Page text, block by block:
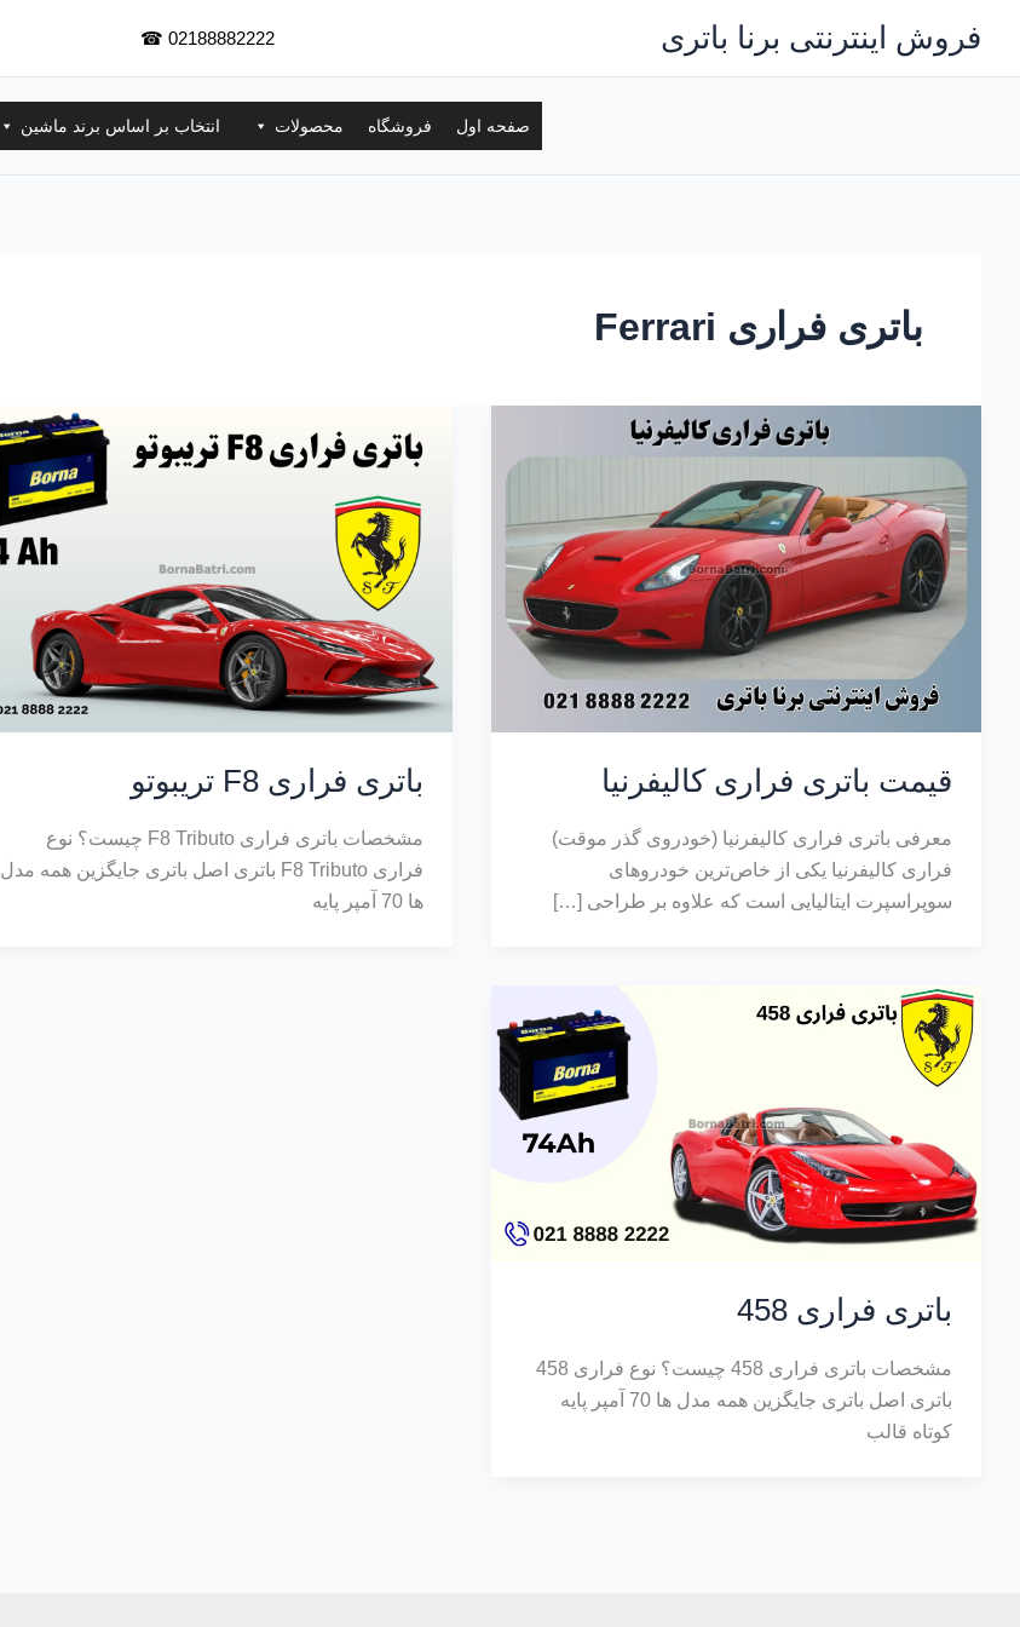
محتوا
فروش اینترنتی برنا باتری 02188882222
☎
صفحه اول فروشگاه محصولات انتخاب بر اساس برند ماشین
باتری فراری Ferrari
قیمت باتری فراری کالیفرنیا
معرفی باتری فراری کالیفرنیا (خودروی گذر موقت)
فراری کالیفرنیا یکی از خاص‌ترین خودروهای
سوپراسپرت ایتالیایی است که علاوه بر طراحی […]
باتری فراری F8 تریبوتو
مشخصات باتری فراری F8 Tributo چیست؟ نوع
فراری F8 Tributo باتری اصل باتری جایگزین همه مدل
ها 70 آمپر پایه
باتری فراری 458
مشخصات باتری فراری 458 چیست؟ نوع فراری 458
باتری اصل باتری جایگزین همه مدل ها 70 آمپر پایه
کوتاه قالب